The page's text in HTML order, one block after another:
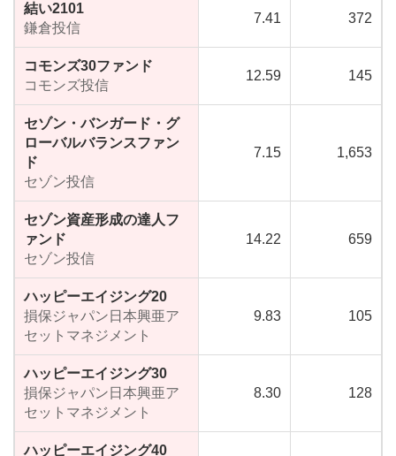
結い2101
鎌倉投信
7.41 372
コモンズ30ファンド
コモンズ投信
12.59 145
セゾン・バンガード・グ
ローバルバランスファン
ド
セゾン投信
7.15 1,653
セゾン資産形成の達人フ
ァンド
セゾン投信
14.22 659
ハッピーエイジング20
損保ジャパン日本興亜ア
セットマネジメント
9.83 105
ハッピーエイジング30
損保ジャパン日本興亜ア
セットマネジメント
8.30 128
ハッピーエイジング40